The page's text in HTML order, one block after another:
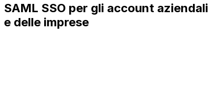
SAML SSO per gli account aziendali
e delle imprese